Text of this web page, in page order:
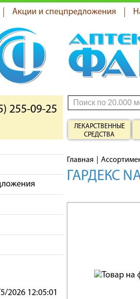
Акции и спецпредложения
255-09-25
ЛЕКАРСТВЕННЫЕ
СРЕДСТВА
2026 12:05:01
Главная
ГАРДЕКС